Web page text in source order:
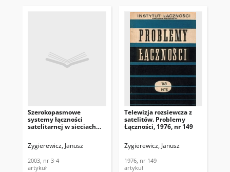
Szerokopasmowe
systemy łączności
satelitarnej w sieciach
Techniki Informacyjne,
Zygierewicz, Janusz
2003, nr 3-4
artykuł
Telewizja rozsiewcza z
satelitów. Problemy
Łączności, 1976, nr 149
Zygierewicz, Janusz
1976, nr 149
artykuł